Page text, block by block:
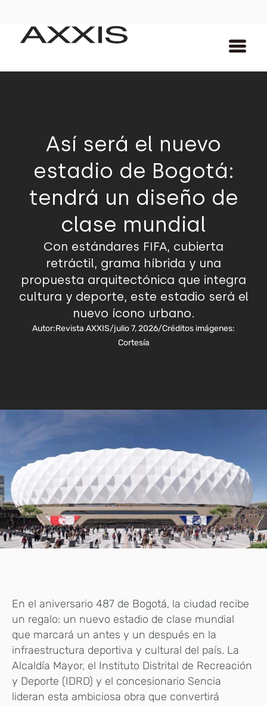
Así será el nuevo
estadio de Bogotá:
tendrá un diseño de
clase mundial
Con estándares FIFA, cubierta
retráctil, grama híbrida y una
propuesta arquitectónica que integra
cultura y deporte, este estadio será el
nuevo ícono urbano.
Autor:Revista AXXIS/julio 7, 2026/Créditos imágenes:
Cortesía
En el aniversario 487 de Bogotá, la ciudad recibe
un regalo: un nuevo estadio de clase mundial
que marcará un antes y un después en la
infraestructura deportiva y cultural del país. La
Alcaldía Mayor, el Instituto Distrital de Recreación
y Deporte (IDRD) y el concesionario Sencia
lideran esta ambiciosa obra que convertirá